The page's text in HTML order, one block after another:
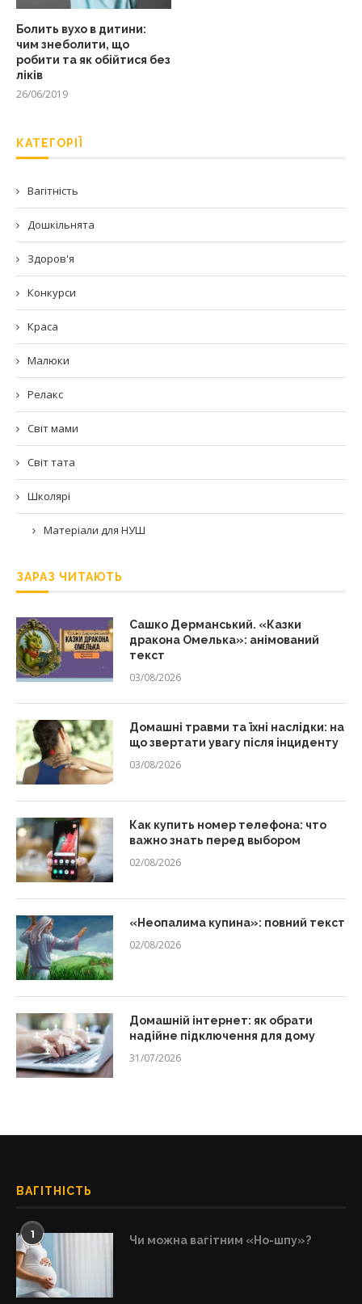
Болить вухо в дитини:
чим знеболити, що
робити та як обійтися без
ліків
26/06/2019
КАТЕГОРІЇ
Вагітність
Дошкільнята
Здоров'я
Конкурси
Краса
Малюки
Релакс
Світ мами
Світ тата
Школярі
Матеріали для НУШ
ЗАРАЗ ЧИТАЮТЬ
Сашко Дерманський. «Казки
дракона Омелька»: анімований
текст
03/08/2026
Домашні травми та їхні наслідки: на
що звертати увагу після інциденту
03/08/2026
Как купить номер телефона: что
важно знать перед выбором
02/08/2026
«Неопалима купина»: повний текст
02/08/2026
Домашній інтернет: як обрати
надійне підключення для дому
31/07/2026
ВАГІТНІСТЬ
1 Чи можна вагітним «Но-шпу»?